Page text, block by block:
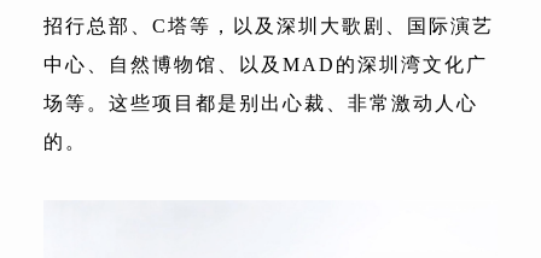
招行总部、C塔等，以及深圳大歌剧、国际演艺
中心、自然博物馆、以及MAD的深圳湾文化广
场等。这些项目都是别出心裁、非常激动人心
的。